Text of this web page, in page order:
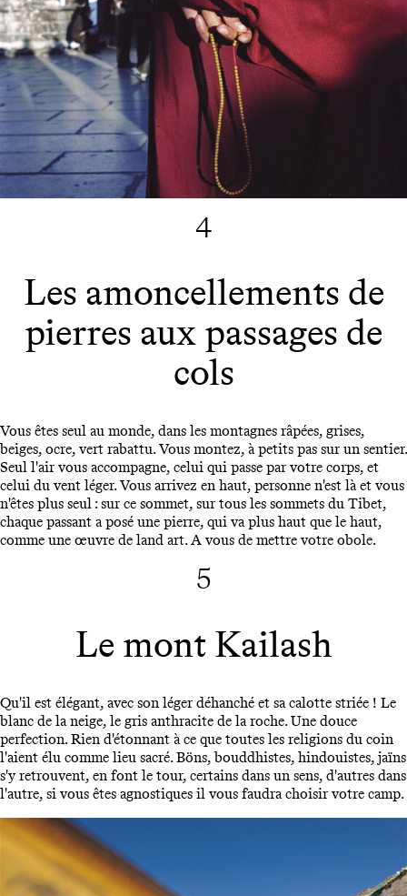
4
Les amoncellements de
pierres aux passages de
cols
Vous êtes seul au monde, dans les montagnes râpées, grises,
beiges, ocre, vert rabattu. Vous montez, à petits pas sur un sentier.
Seul l'air vous accompagne, celui qui passe par votre corps, et
celui du vent léger. Vous arrivez en haut, personne n'est là et vous
n'êtes plus seul : sur ce sommet, sur tous les sommets du Tibet,
chaque passant a posé une pierre, qui va plus haut que le haut,
comme une œuvre de land art. A vous de mettre votre obole.
5
Le mont Kailash
Qu'il est élégant, avec son léger déhanché et sa calotte striée ! Le
blanc de la neige, le gris anthracite de la roche. Une douce
perfection. Rien d'étonnant à ce que toutes les religions du coin
l'aient élu comme lieu sacré. Böns, bouddhistes, hindouistes, jaïns
s'y retrouvent, en font le tour, certains dans un sens, d'autres dans
l'autre, si vous êtes agnostiques il vous faudra choisir votre camp.